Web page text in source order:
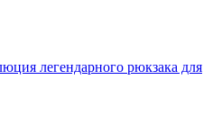
легендарного рюкзака для